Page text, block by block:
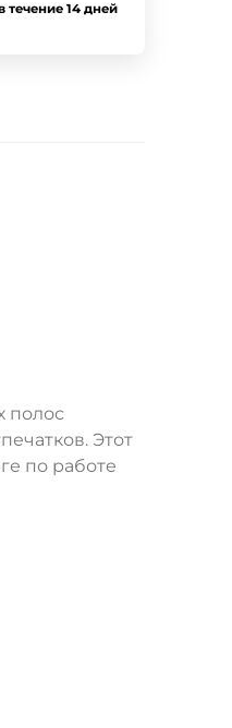
течение 14 дней
полос
Этот
по работе